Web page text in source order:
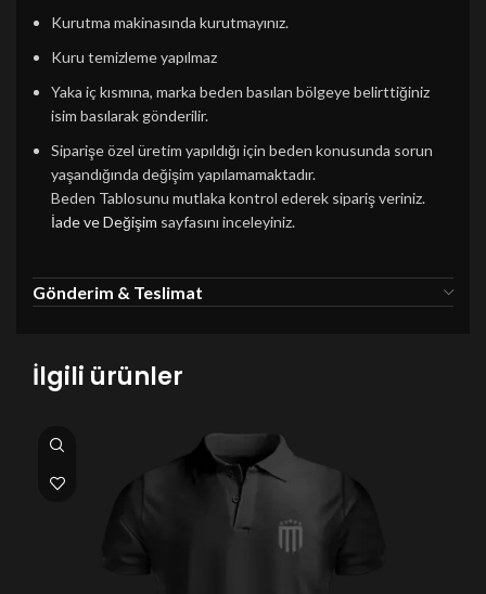
Kurutma makinasında kurutmayınız.
Kuru temizleme yapılmaz
Yaka iç kısmına, marka beden basılan bölgeye belirttiğiniz
isim basılarak gönderilir.
Siparişe özel üretim yapıldığı için beden konusunda sorun
yaşandığında değişim yapılamamaktadır.
Beden Tablosunu mutlaka kontrol ederek sipariş veriniz.
İade ve Değişim sayfasını inceleyiniz.
Gönderim & Teslimat
İlgili ürünler